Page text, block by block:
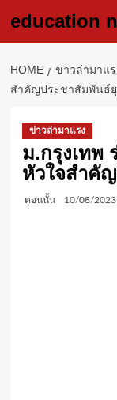
education
HOME ข่าวล่ามาแร
สำคัญประชาสัมพันธ์
ข่าวล่ามาแรง
ม.กรุงเทพ
หัวใจสำคั
ตอนนั้น 10/08/2023